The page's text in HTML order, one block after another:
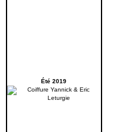
Été 2019